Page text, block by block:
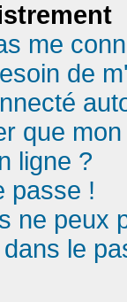
me
de
que
ligne ?
passe !
ne peux
le